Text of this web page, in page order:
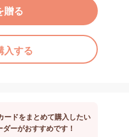
贈る
入する
ードをまとめて購入したい
ーがおすすめです！